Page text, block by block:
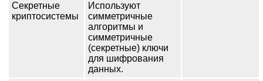
Секретные
криптосистемы
Используют
симметричные
алгоритмы и
симметричные
(секретные) ключи
для шифрования
данных.